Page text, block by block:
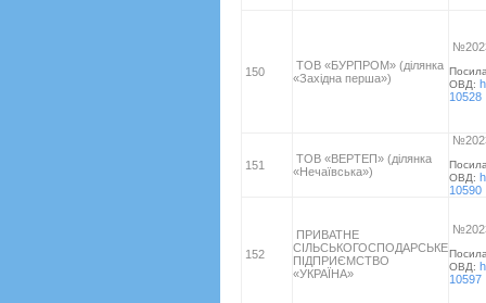
150
ТОВ «БУРПРОМ» (ділянка
«Західна перша»)
ОВД:
10528
151
ТОВ «ВЕРТЕП» (ділянка
«Нечаївська»)
ОВД:
10590
152
ПРИВАТНЕ
СІЛЬСЬКОГОСПОДАРСЬКЕ
ПІДПРИЄМСТВО
«УКРАЇНА»
ОВД:
10597